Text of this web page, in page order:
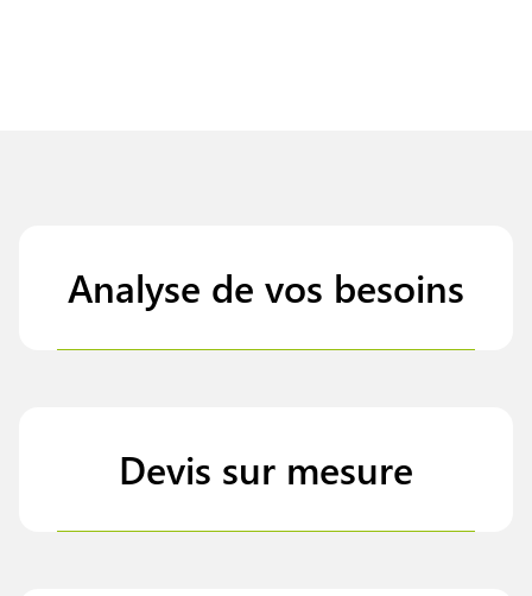
Analyse de vos besoins
Devis sur mesure